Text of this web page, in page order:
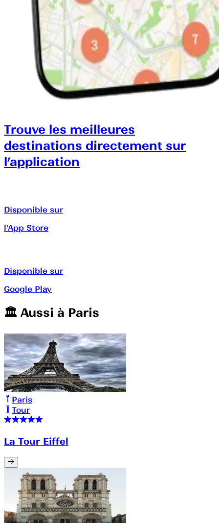
Trouve les meilleures
destinations directement sur
l’application
Disponible sur
l'App Store
Disponible sur
Google Play
🏛️️ Aussi à Paris
Paris
Tour
La Tour Eiffel